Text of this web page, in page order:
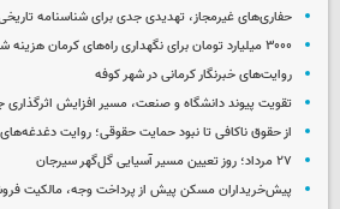
حفاری‌های غیرمجاز، تهدیدی جدی برای شناسنامه
۳۰۰۰ میلیارد تومان برای نگهداری راه‌های کرمان هزینه شد
روایت‌های خبرنگار کرمانی در شهر کوفه
تقویت پیوند دانشگاه و صنعت، مسیر افزایش اثرگذاری
از حقوق ناکافی تا نبود حمایت حقوقی؛ روایت دغدغه‌های
۲۷ مرداد؛ روز تعیین مسیر آسیایی گل‌گهر سیرجان
پیش‌خریداران مسکن پیش از پرداخت وجه، مالکیت